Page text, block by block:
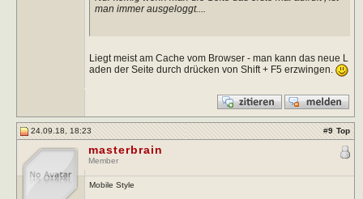
man immer ausgeloggt....
Liegt meist am Cache vom Browser - man kann das neue L
aden der Seite durch drücken von Shift + F5 erzwingen.
24.09.18, 18:23 #9 Top
masterbrain
Member
Mobile Style